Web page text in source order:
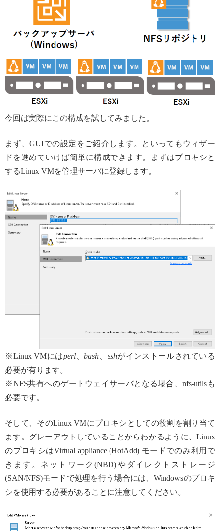
今回は実際にこの構成を試してみました。
まず、GUIでの設定をご紹介します。といってもウィザー
ドを進めていけば簡単に構成できます。まずはプロキシと
するLinux VMを管理サーバに登録します。
※Linux VMにはperl 、bash sshがインストールされている
必要が有ります。
※NFS共有へのゲートウェイサーバとなる場合、nfs-utilsも
必要です。
そして、そのLinux VMにプロキシとしての役割を割り当て
ます。グレーアウトしていることからわかるように、Linux
のプロキシはVirtual appliance (HotAdd) モードでのみ利用で
きます。ネットワーク(NBD)やダイレクトストレージ
(SAN/NFS)モードで処理を行う場合には、Windowsのプロキ
シを使用する必要があることに注意してください。